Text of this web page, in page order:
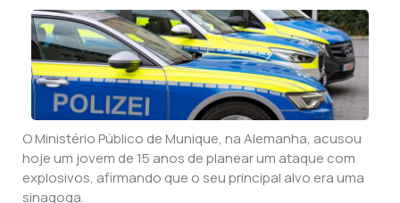
O Ministério Público de Munique, na Alemanha, acusou
hoje um jovem de 15 anos de planear um ataque com
explosivos, afirmando que o seu principal alvo era uma
sinagoga.